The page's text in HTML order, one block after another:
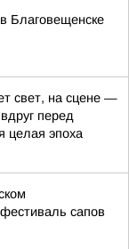
Благовещенске
свет, на сцене —
перед
целая эпоха
сапов